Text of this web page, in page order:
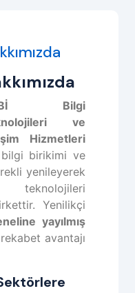
Bilgi
ve
Hizmetleri
bilgi birikimi ve
yenileyerek
teknolojileri
Yenilikçi
yayılmış
avantajı